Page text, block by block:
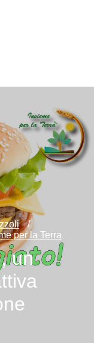
per la Terra
un